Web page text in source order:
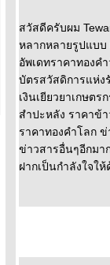
สวัสดีครับผม
หลากหลายรูปแบบ
อัพเดทราคาทอง
บัตรสวัสดิการแห่ง
เงินเยียวยาเกษต
สำปะหลัง ราคาข้า
ราคาทองคำโลก ข่
ข่าวสารอื่นๆอีกม
ฝากเป็นกำลังใจใ